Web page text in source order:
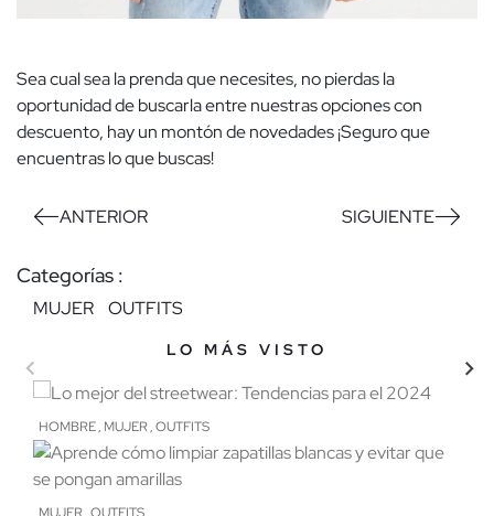
Sea cual sea la prenda que necesites, no pierdas la
oportunidad de buscarla entre nuestras opciones con
descuento, hay un montón de novedades ¡Seguro que
encuentras lo que buscas!
ANTERIOR SIGUIENTE
Categorías :
MUJER OUTFITS
LO MÁS VISTO
HOMBRE , MUJER , OUTFITS
Lo mejor del streetwear:
Tendencias para el 2024